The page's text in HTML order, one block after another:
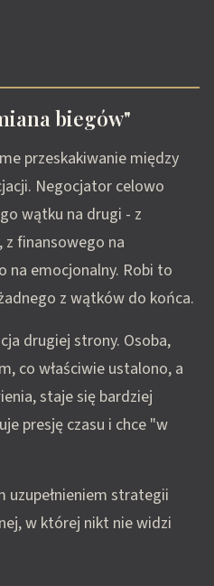
biegów"
przeskakiwanie między
Negocjator celowo
wątku na drugi - z
z finansowego na
na emocjonalny. Robi to
z wątków do końca.
drugiej strony. Osoba,
co właściwie ustalono, a
staje się bardziej
presję czasu i chce "w
uzupełnieniem strategii
w której nikt nie widzi